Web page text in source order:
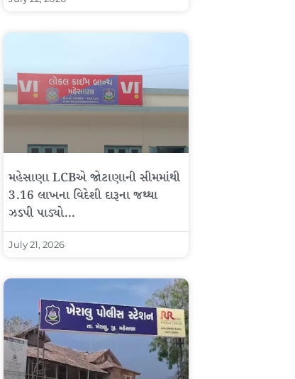
મહેસાણા LCBએ જોટાણાની સીમમાંથી
3.16 લાખના વિદેશી દારૂના જથ્થા
ઝડપી પાડ્યો…
July 21, 2026